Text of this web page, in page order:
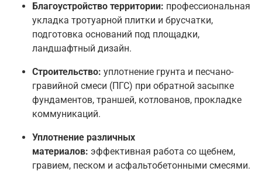
Благоустройство территории: профессиональная
укладка тротуарной плитки и брусчатки,
подготовка оснований под площадки,
ландшафтный дизайн.
Строительство: уплотнение грунта и песчано-
гравийной смеси (ПГС) при обратной засыпке
фундаментов, траншей, котлованов, прокладке
коммуникаций.
Уплотнение различных
материалов: эффективная работа со щебнем,
гравием, песком и асфальтобетонными смесями.